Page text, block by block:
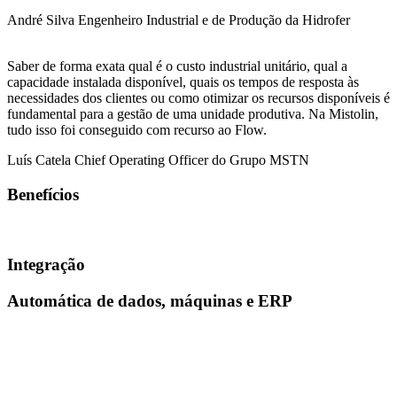
André Silva Engenheiro Industrial e de Produção da Hidrofer
Saber de forma exata qual é o custo industrial unitário, qual a
capacidade instalada disponível, quais os tempos de resposta às
necessidades dos clientes ou como otimizar os recursos disponíveis é
fundamental para a gestão de uma unidade produtiva. Na Mistolin,
tudo isso foi conseguido com recurso ao Flow.
Luís Catela Chief Operating Officer do Grupo MSTN
Benefícios
Integração
Automática de dados, máquinas e ERP